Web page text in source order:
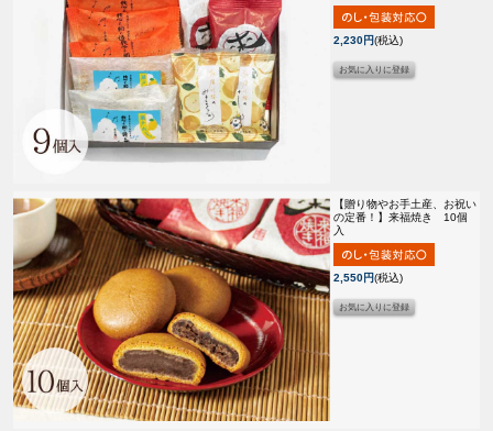
2,230円(税込)
【贈り物やお手土産、お祝い
の定番！】 来福焼き 10個
入
2,550円(税込)